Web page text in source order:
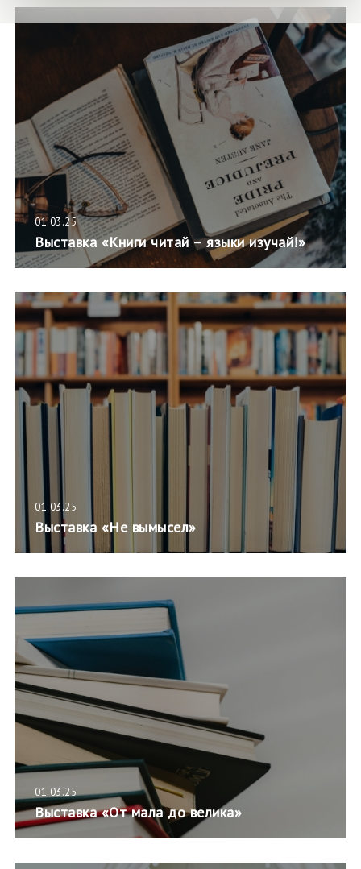
01.03.25
Выставка «Книги читай – языки изучай!»
01.03.25
Выставка «Не вымысел»
01.03.25
Выставка «От мала до велика»